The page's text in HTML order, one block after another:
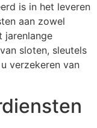
is in het leveren
aan zowel
jarenlange
sloten, sleutels
verzekeren van